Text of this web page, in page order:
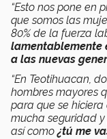
“Esto nos pone en
que somos las
80% de la fuerza
lamentablemente
a las nuevas
“En Teotihuacan,
hombres mayores
para que se
mucha seguridad
así como¿tú me